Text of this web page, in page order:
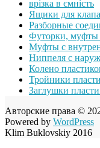
врізка в ємність
Ящики для
Разборные
Футорки, муфты
Муфты с
Ниппеля с
Колено
Тройники
Заглушки
Авторские права ©
Powered by WordPress
Klim Buklovskiy 2016